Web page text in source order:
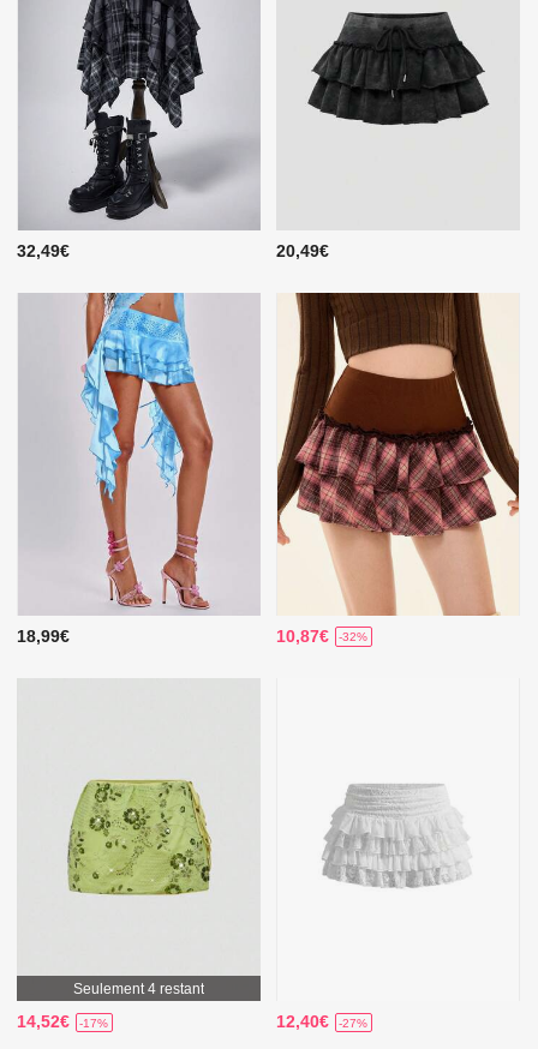
32,49€ 20,49€
18,99€ 10,87€ -32%
Seulement 4 restant
14,52€ -17% 12,40€ -27%